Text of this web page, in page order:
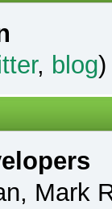
, blog)
Mark